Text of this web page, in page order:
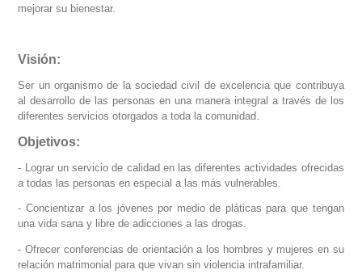
mejorar su bienestar.
Visión:
Ser un organismo de la sociedad civil de excelencia que contribuya
al desarrollo de las personas en una manera integral a través de los
diferentes servicios otorgados a toda la comunidad.
Objetivos:
- Lograr un servicio de calidad en las diferentes actividades ofrecidas
a todas las personas en especial a las más vulnerables.
- Concientizar a los jóvenes por medio de pláticas para que tengan
una vida sana y libre de adicciones a las drogas.
- Ofrecer conferencias de orientación a los hombres y mujeres en su
relación matrimonial para que vivan sin violencia intrafamiliar.